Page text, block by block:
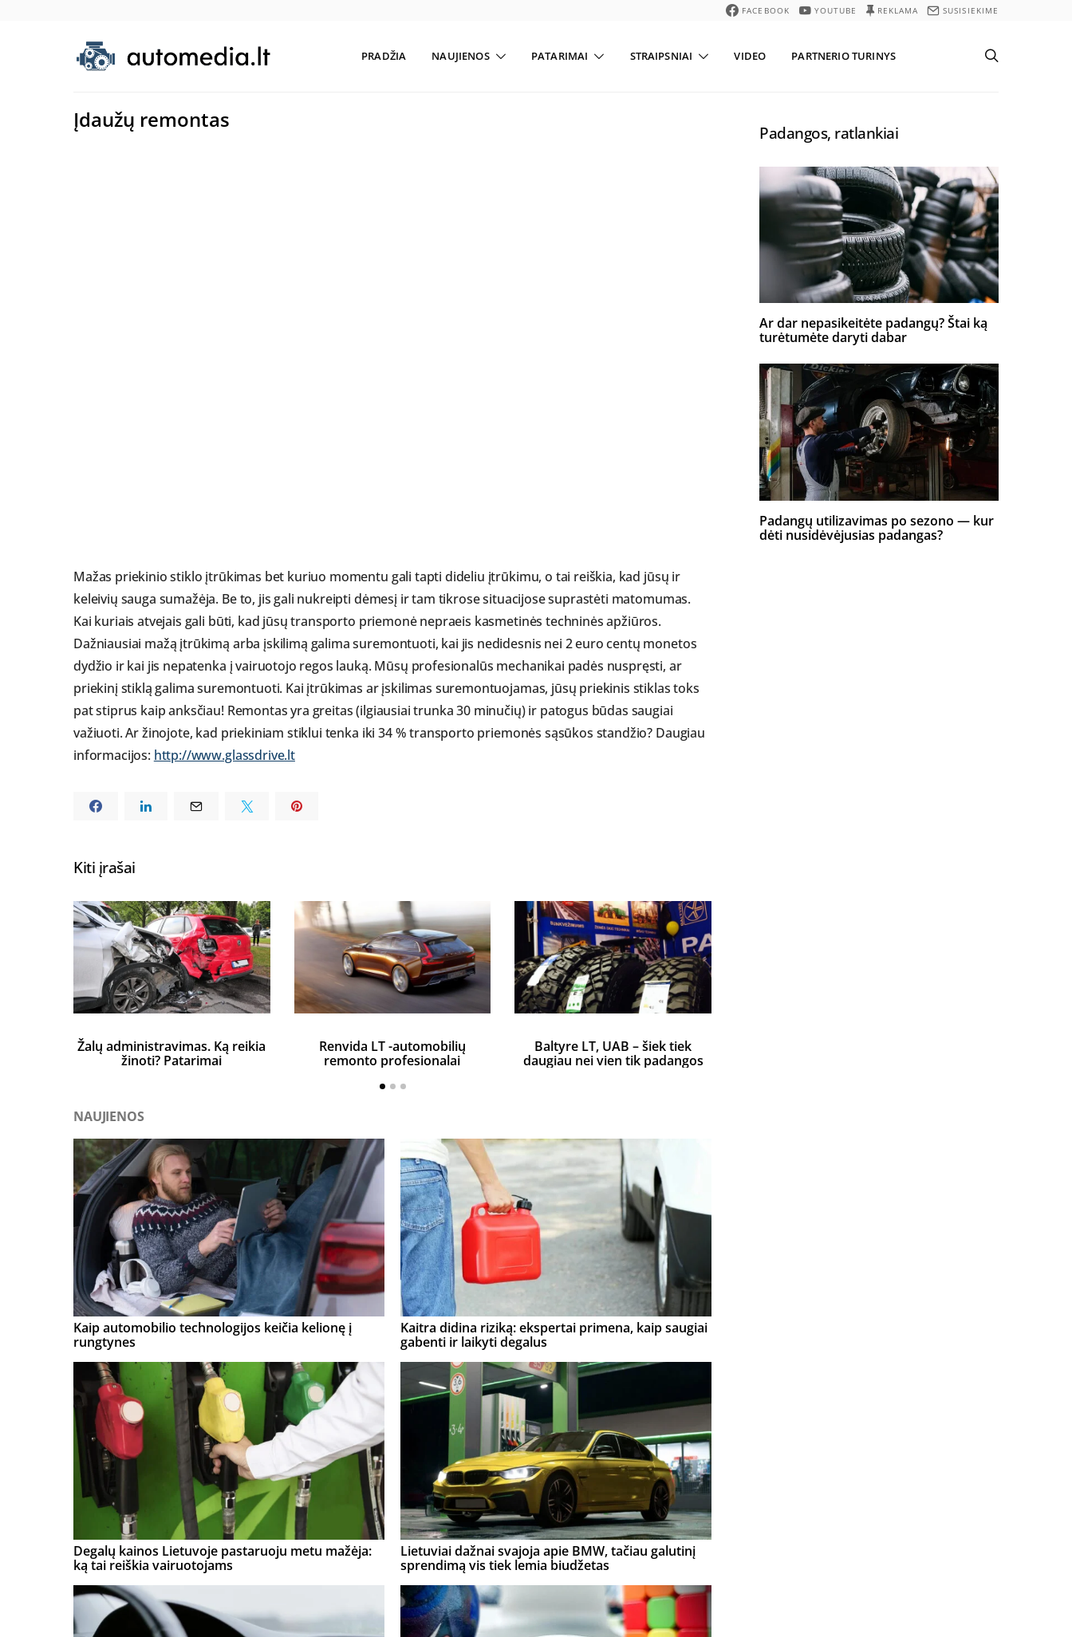
FACEBOOK YOUTUBE REKLAMA SUSISIEKIME
PRADŽIA NAUJIENOS PATARIMAI STRAIPSNIAI VIDEO PARTNERIO TURINYS
Įdaužų remontas
Mažas priekinio stiklo įtrūkimas bet kuriuo momentu gali tapti dideliu įtrūkimu, o tai reiškia, kad jūsų ir
keleivių sauga sumažėja. Be to, jis gali nukreipti dėmesį ir tam tikrose situacijose suprastėti matomumas.
Kai kuriais atvejais gali būti, kad jūsų transporto priemonė nepraeis kasmetinės techninės apžiūros.
Dažniausiai mažą įtrūkimą arba įskilimą galima suremontuoti, kai jis nedidesnis nei 2 euro centų monetos
dydžio ir kai jis nepatenka į vairuotojo regos lauką. Mūsų profesionalūs mechanikai padės nuspręsti, ar
priekinį stiklą galima suremontuoti. Kai įtrūkimas ar įskilimas suremontuojamas, jūsų priekinis stiklas toks
pat stiprus kaip anksčiau! Remontas yra greitas (ilgiausiai trunka 30 minučių) ir patogus būdas saugiai
važiuoti. Ar žinojote, kad priekiniam stiklui tenka iki 34 % transporto priemonės sąsūkos standžio? Daugiau
informacijos: http://www.glassdrive.lt
Kiti įrašai
Žalų administravimas. Ką reikia
žinoti? Patarimai
Renvida LT -automobilių
remonto profesionalai
Baltyre LT, UAB – šiek tiek
daugiau nei vien tik padangos
NAUJIENOS
Kaip automobilio technologijos keičia kelionę į
rungtynes
Kaitra didina riziką: ekspertai primena, kaip saugiai
gabenti ir laikyti degalus
Degalų kainos Lietuvoje pastaruoju metu mažėja:
ką tai reiškia vairuotojams
Lietuviai dažnai svajoja apie BMW, tačiau galutinį
sprendimą vis tiek lemia biudžetas
Padangos, ratlankiai
Ar dar nepasikeitėte padangų? Štai ką
turėtumėte daryti dabar
Padangų utilizavimas po sezono — kur
dėti nusidėvėjusias padangas?